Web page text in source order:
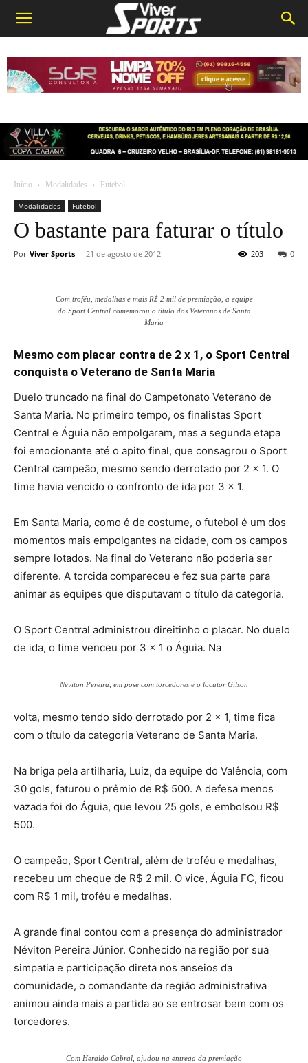
Início Modalidades Futebol
Modalidades Futebol
O bastante para faturar o título
Por Viver Sports - 21 de agosto de 2012 0
203
Com troféu, medalhas e mais R$ 2 mil de premiação, a equipe
do Sport Central comemorou o título dos Veteranos de Santa
Maria
Mesmo com placar contra de 2 x 1, o Sport Central
conquista o Veterano de Santa Maria
Duelo truncado na final do Campetonato Veterano de
Santa Maria. No primeiro tempo, os finalistas Sport
Central e Águia não empolgaram, mas a segunda etapa
foi emocionante até o apito final, que consagrou o Sport
Central campeão, mesmo sendo derrotado por 2 x 1. O
time havia vencido o confronto de ida por 3 x 1.
Em Santa Maria, como é de costume, o futebol é um dos
momentos mais empolgantes na cidade, com os campos
sempre lotados. Na final do Veterano não poderia ser
diferente. A torcida compareceu e fez sua parte para
animar as equipes que disputavam o título da categoria.
O Sport Central administrou direitinho o placar. No duelo
de ida, o time venceu por 3 x 1 o Águia. Na
Néviton Pereira, em pose com torcedores e o locutor Gilson
volta, mesmo tendo sido derrotado por 2 x 1, time fica
com o título da categoria Veterano de Santa Maria.
Na briga pela artilharia, Luiz, da equipe do Valência, com
30 gols, faturou o prêmio de R$ 500. A defesa menos
vazada foi do Águia, que levou 25 gols, e embolsou R$
500.
O campeão, Sport Central, além de troféu e medalhas,
recebeu um cheque de R$ 2 mil. O vice, Águia FC, ficou
com R$ 1 mil, troféu e medalhas.
A grande final contou com a presença do administrador
Néviton Pereira Júnior. Conhecido na região por sua
simpatia e participação direta nos anseios da
comunidade, o comandante da região administrativa
animou ainda mais a partida ao se entrosar bem com os
torcedores.
Com Heraldo Cabral, ajudou na entrega da premiação